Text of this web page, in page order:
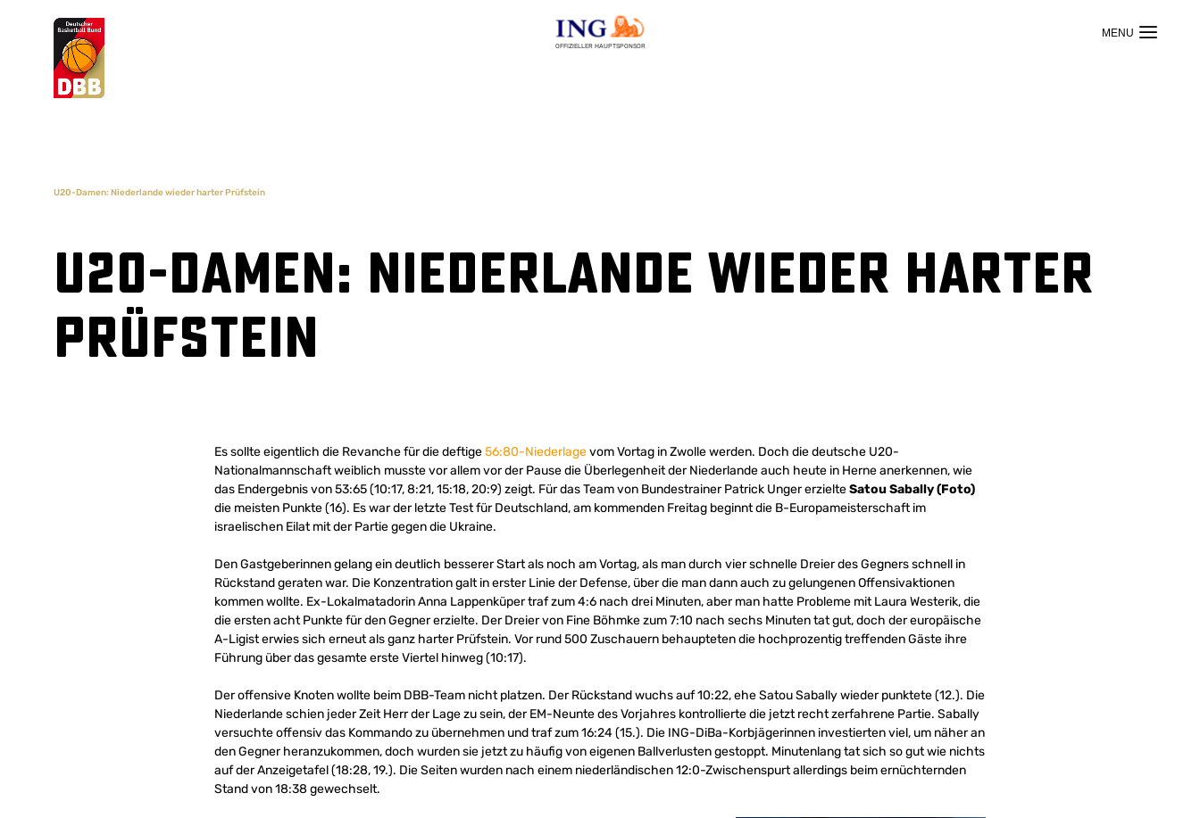
OFFIZIELLER HAUPTSPONSOR
Suchvorschläge
U20-Damen: Niederlande wieder harter Prüfstein
U20-Damen: Niederlande wieder harter
Prüfstein
Es sollte eigentlich die Revanche für die deftige56:80-Niederlagevom Vortag in Zwolle werden. Doch die deutsche U20-
Nationalmannschaft weiblich musste vor allem vor der Pause die Überlegenheit der Niederlande auch heute in Herne anerkennen, wie
das Endergebnis von 53:65 (10:17, 8:21, 15:18, 20:9) zeigt. Für das Team von Bundestrainer Patrick Unger erzielteSatou Sabally (Foto)
die meisten Punkte (16). Es war der letzte Test für Deutschland, am kommenden Freitag beginnt die B-Europameisterschaft im
israelischen Eilat mit der Partie gegen die Ukraine.
Den Gastgeberinnen gelang ein deutlich besserer Start als noch am Vortag, als man durch vier schnelle Dreier des Gegners schnell in
Rückstand geraten war. Die Konzentration galt in erster Linie der Defense, über die man dann auch zu gelungenen Offensivaktionen
kommen wollte. Ex-Lokalmatadorin Anna Lappenküper traf zum 4:6 nach drei Minuten, aber man hatte Probleme mit Laura Westerik, die
die ersten acht Punkte für den Gegner erzielte. Der Dreier von Fine Böhmke zum 7:10 nach sechs Minuten tat gut, doch der europäische
A-Ligist erwies sich erneut als ganz harter Prüfstein. Vor rund 500 Zuschauern behaupteten die hochprozentig treffenden Gäste ihre
Führung über das gesamte erste Viertel hinweg (10:17).
Der offensive Knoten wollte beim DBB-Team nicht platzen. Der Rückstand wuchs auf 10:22, ehe Satou Sabally wieder punktete (12.). Die
Niederlande schien jeder Zeit Herr der Lage zu sein, der EM-Neunte des Vorjahres kontrollierte die jetzt recht zerfahrene Partie. Sabally
versuchte offensiv das Kommando zu übernehmen und traf zum 16:24 (15.). Die ING-DiBa-Korbjägerinnen investierten viel, um näher an
den Gegner heranzukommen, doch wurden sie jetzt zu häufig von eigenen Ballverlusten gestoppt. Minutenlang tat sich so gut wie nichts
auf der Anzeigetafel (18:28, 19.). Die Seiten wurden nach einem niederländischen 12:0-Zwischenspurt allerdings beim ernüchternden
Stand von 18:38 gewechselt.